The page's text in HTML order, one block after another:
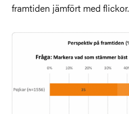
framtiden jämfört med flickor.